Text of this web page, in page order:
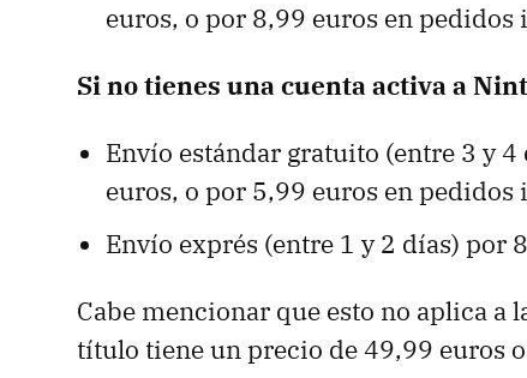
euros, o por 8,99 euros en
Si no tienes una cuenta activa a
Envío estándar gratuito (entre 3 y
euros, o por 5,99 euros en
Envío exprés (entre 1 y 2 días) por
Cabe mencionar que esto no aplica a
título tiene un precio de 49,99 euros